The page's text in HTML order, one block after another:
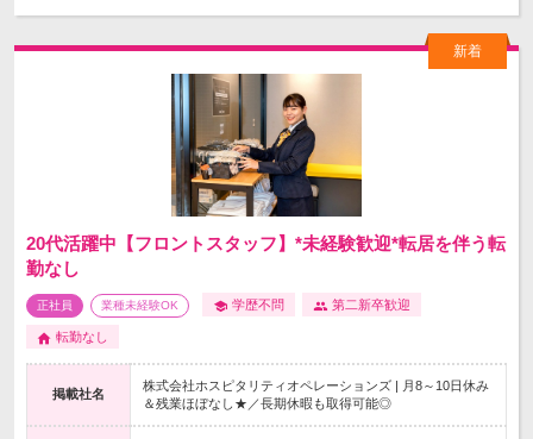
20代活躍中【フロントスタッフ】*未経験歓迎*転居を伴う転
勤なし
正社員 業種未経験OK 学歴不問 第二新卒歓迎
転勤なし
掲載社名
株式会社ホスピタリティオペレーションズ | 月8～10日休み
＆残業ほぼなし★／長期休暇も取得可能◎